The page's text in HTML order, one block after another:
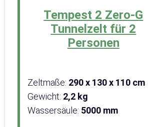
Tempest 2 Zero-G
Tunnelzelt für 2
Personen
Zeltmaße: ‎290 x 130 x 110 cm
Gewicht: 2,2 kg
Wassersäule: 5000 mm